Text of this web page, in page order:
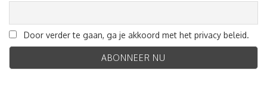
Door verder te gaan, ga je akkoord met het privacy beleid.